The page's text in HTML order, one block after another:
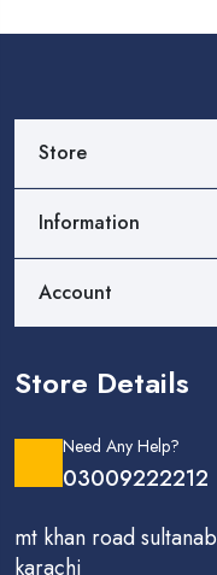
Store
Information
Account
Store Details
Need Any Help?
03009222212
mt khan road
karachi